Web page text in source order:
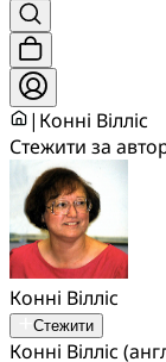
| Конні Вілліс
Стежити за
Конні Вілліс
Стежити
Конні Вілліс